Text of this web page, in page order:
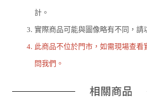
計。
3. 實際商品可能與圖像略有不同，請
4. 此商品不位於門市，如需現場查看
問我們。
相關商品